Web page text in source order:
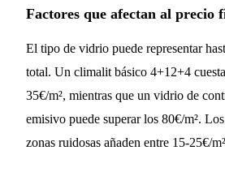
Factores que afectan al precio
El tipo de vidrio puede representar
total. Un climalit básico 4+12+4
35€/m², mientras que un vidrio de
emisivo puede superar los 80€/m².
zonas ruidosas añaden entre 15-25€/